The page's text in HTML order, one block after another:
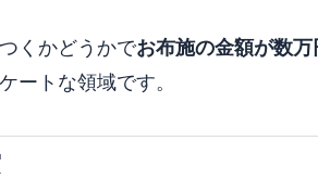
くかどうかでお布施の金額が数
ートな領域です。